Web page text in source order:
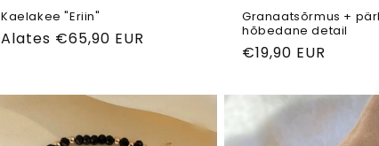
Kaelakee "Eriin"
Tavahind
Alates €65,90 EUR
Granaatsõrmus +
hõbedane detail
Tavahind
€19,90 EUR